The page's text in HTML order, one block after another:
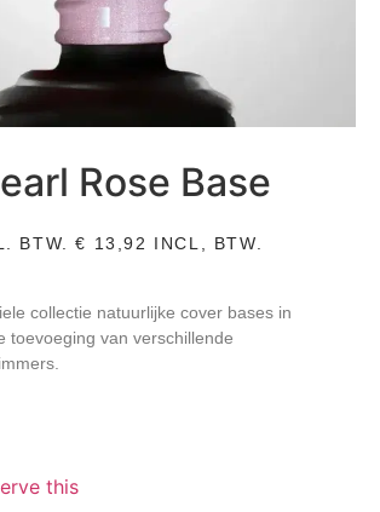
Rose Base
BTW.€ 13,92 INCL, BTW.
collectie natuurlijke cover bases in
toevoeging van verschillende
this